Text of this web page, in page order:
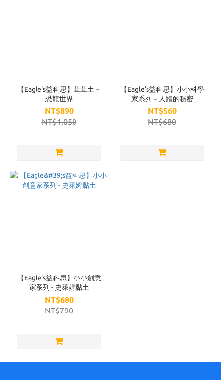
【Eagle's益科思】茸茸土－
恐龍世界
NT$890
NT$1,050
【Eagle's益科思】小小科學
家系列－人體的秘密
NT$560
NT$680
【Eagle's益科思】小小創意
家系列 - 史萊姆黏土
NT$680
NT$790